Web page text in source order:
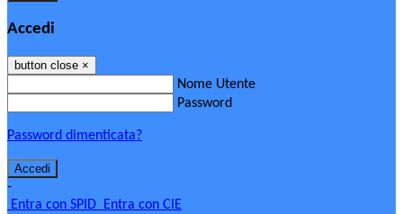
Accedi
button close ×
Nome Utente
Password
Password dimenticata?
-
Entra con SPID Entra con CIE